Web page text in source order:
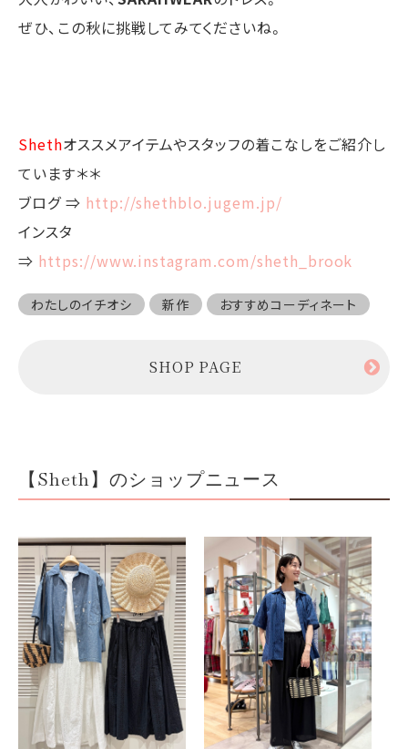
ぜひ、この秋に挑戦してみてくださいね。
Shethオススメアイテムやスタッフの着こなしをご紹介し
ています＊＊
ブログ ⇒ http://shethblo.jugem.jp/
インスタ
⇒ https://www.instagram.com/sheth_brook
わたしのイチオシ 新作 おすすめコーディネート
SHOP PAGE
【Sheth】のショップニュース